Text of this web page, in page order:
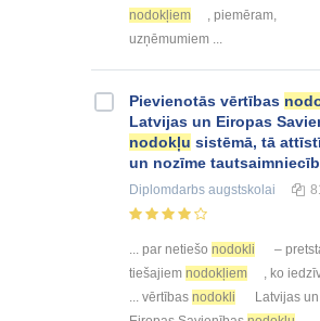
nodokļiem
, piemēram,
uzņēmumiem ...
Pievienotās vērtības
Latvijas un Eiropas
nodokļu sistēmā, tā
un nozīme
Diplomdarbs augstskolai
... par netiešo nodokli
–
tiešajiem nodokļiem
, ko
... vērtības nodokli
Latvijas un